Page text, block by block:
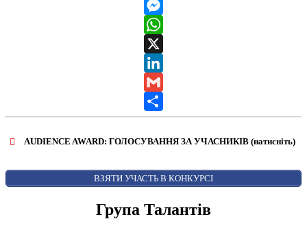
Telegram
Messenger
WhatsApp
X
LinkedIn
Gmail
Share
AUDIENCE AWARD: ГОЛОСУВАННЯ ЗА УЧАСНИКІВ (натисніть)
AUDIENCE AWARD
ВЗЯТИ УЧАСТЬ В КОНКУРСІ
Група Талантів